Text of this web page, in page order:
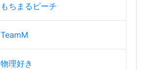
もちまるピーチ
TeamM
物理好き